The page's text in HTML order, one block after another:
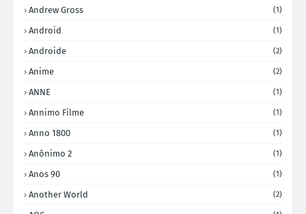
Andrew Gross (1)
Android (1)
Androide (2)
Anime (2)
ANNE (1)
Annimo Filme (1)
Anno 1800 (1)
Anônimo 2 (1)
Anos 90 (1)
Another World (2)